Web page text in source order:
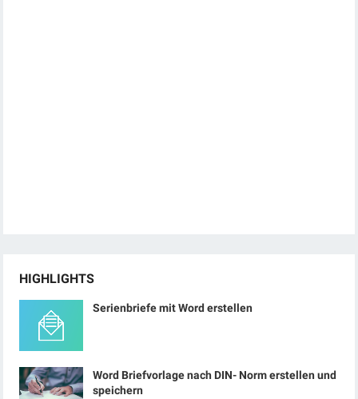
HIGHLIGHTS
Serienbriefe mit Word erstellen
Word Briefvorlage nach DIN- Norm erstellen und
speichern